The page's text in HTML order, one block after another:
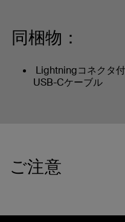
同梱物：
Lightningコネクタ
USB-Cケーブル
ご注意